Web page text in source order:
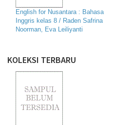
English for Nusantara : Bahasa
Inggris kelas 8 / Raden Safrina
Noorman, Eva Leiliyanti
KOLEKSI TERBARU